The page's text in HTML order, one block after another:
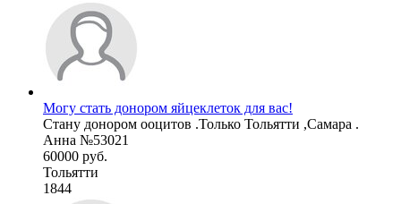
Могу стать донором яйцеклеток для вас!
Стану донором ооцитов .Только Тольятти ,Самара .
Анна №53021
60000 руб.
Тольятти
1844